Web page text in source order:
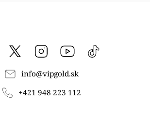
Facebook vipgoldsk Instagram YouTube
info@vipgold.sk
+421 948 223 112